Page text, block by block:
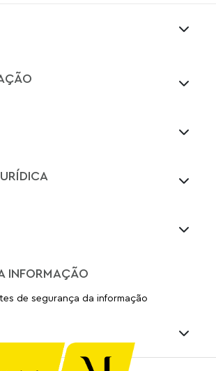
INFORMAÇÃO
de segurança da informação